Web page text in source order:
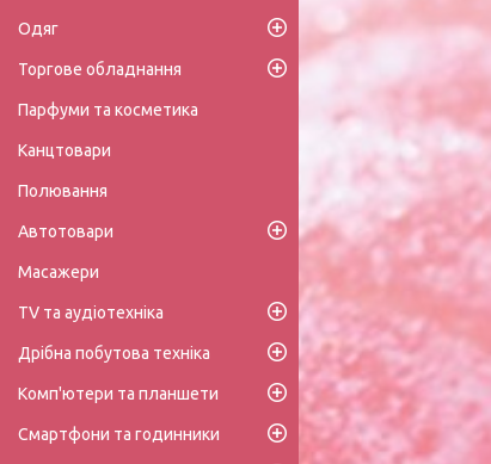
Одяг
Торгове обладнання
Парфуми та косметика
Канцтовари
Полювання
Автотовари
Масажери
TV та аудіотехніка
Дрібна побутова техніка
Комп'ютери та планшети
Смартфони та годинники